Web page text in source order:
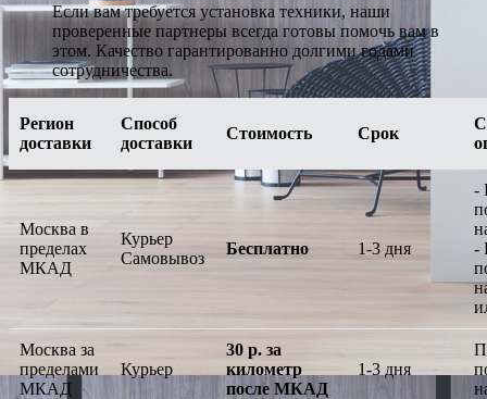
Если вам требуется установка техники, наши
проверенные партнеры всегда готовы помочь вам в
этом. Качество гарантированно долгими годами
сотрудничества.
Регион
доставки
Способ
доставки
Стоимость Срок
Москва в
пределах
МКАД
Курьер
Самовывоз
Бесплатно 1-3 дня
-
-
Москва за
пределами
МКАД
Курьер
30 р. за
километр
после МКАД
1-3 дня